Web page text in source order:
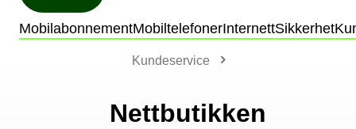
MobilabonnementMobiltelefonerInternettSikkerhet
Kundeservice
Nettbutikken